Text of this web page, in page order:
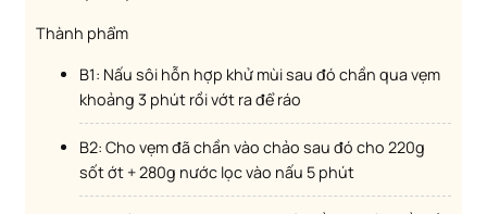
Thành phẩm
B1: Nấu sôi hỗn hợp khử mùi sau đó chần qua vẹm
khoảng 3 phút rồi vớt ra để ráo
B2: Cho vẹm đã chần vào chảo sau đó cho 220g
sốt ớt + 280g nước lọc vào nấu 5 phút